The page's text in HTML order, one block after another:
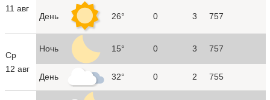
11 авг
День 26° 0 3 757
Ср
12 авг
Ночь 15° 0 3 757
День 32° 0 2 755